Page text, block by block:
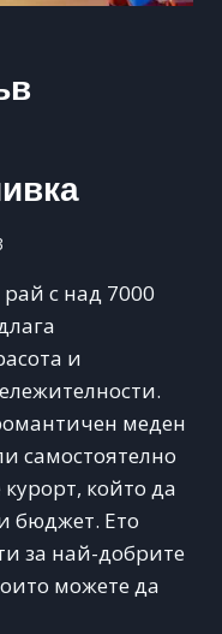
с над 7000
и
меден
самостоятелно
който да
бюджет. Ето
за най-добрите
можете да